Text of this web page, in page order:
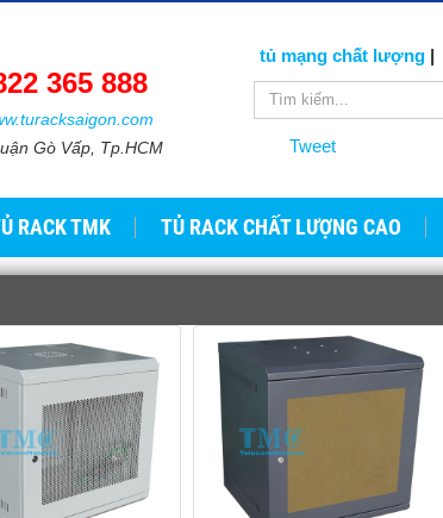
365 888​​
Gò Vấp, Tp.HCM
tủ mạng chất lượng|
Tweet
RACK TMK TỦ RACK CHẤT LƯỢNG CAO